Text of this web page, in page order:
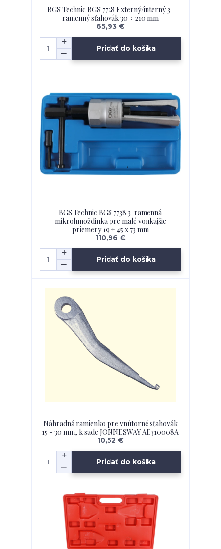
BGS Technic BGS 7728 Externý/interný 3-
ramenný sťahovák 30 ÷ 210 mm
65,93 €
Pridať do košíka
BGS Technic BGS 7738 3-ramenná
mikrohmoždinka pre malé vonkajšie
priemery 19 ÷ 45 x 73 mm
110,96 €
Pridať do košíka
Náhradná ramienko pre vnútorné sťahovák
15 - 30 mm, k sade JONNESWAY AE310008A
10,52 €
Pridať do košíka